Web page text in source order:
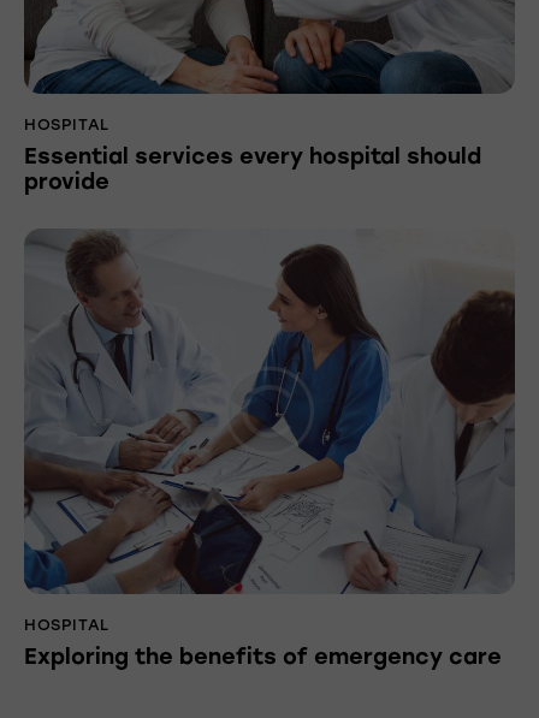
HOSPITAL
Essential services every hospital should
provide
HOSPITAL
Exploring the benefits of emergency care